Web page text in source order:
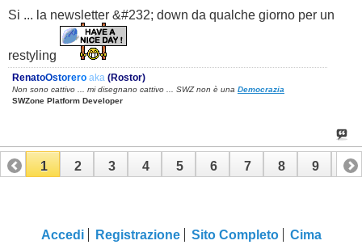
Si ... la newsletter &#232; down da qualche giorno per un
restyling
RenatoOstorero aka (Rostor)
Non sono cattivo ... mi disegnano cattivo ... SWZ non è una Democrazia
SWZone Platform Developer
1 2 3 4 5 6 7 8 9 10
Accedi Registrazione Sito Completo Cima